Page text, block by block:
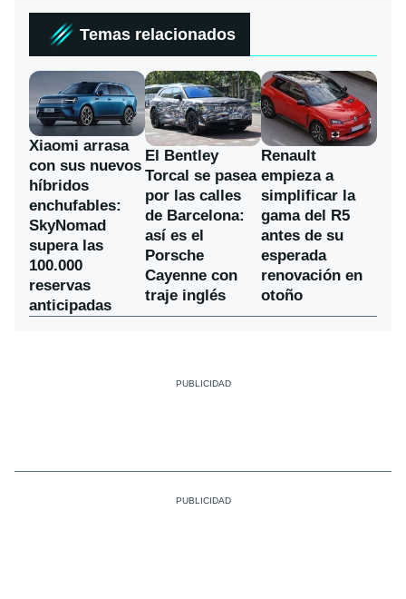
Temas relacionados
Xiaomi arrasa
con sus nuevos
híbridos
enchufables:
SkyNomad
supera las
100.000
reservas
anticipadas
El Bentley
Torcal se pasea
por las calles
de Barcelona:
así es el
Porsche
Cayenne con
traje inglés
Renault
empieza a
simplificar la
gama del R5
antes de su
esperada
renovación en
otoño